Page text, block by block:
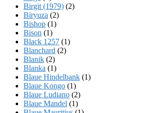
Birgit (1979) (2)
Biryuza (2)
Bishop (1)
Bison (1)
Black 1257 (1)
Blanchard (2)
Blanik (2)
Blanka (1)
Blaue Hindelbank (1)
Blaue Kongo (1)
Blaue Ludiano (2)
Blaue Mandel (1)